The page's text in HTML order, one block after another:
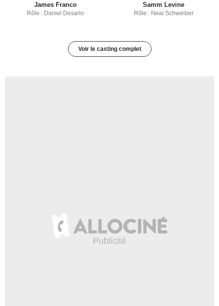
James Franco
Rôle : Daniel Desario
Samm Levine
Rôle : Neal Schweiber
Voir le casting complet